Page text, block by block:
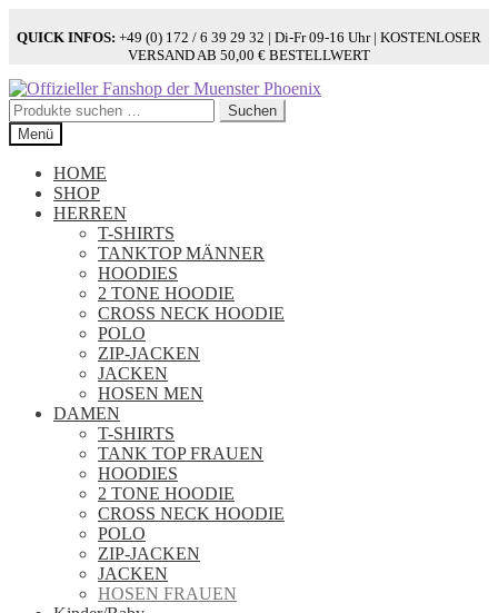
QUICK INFOS: +49 (0) 172 / 6 39 29 32 | Di-Fr 09-16 Uhr | KOSTENLOSER
VERSAND AB 50,00 € BESTELLWERT
Zur
Navigation
springen
Zum
Inhalt
springen
Suchen
nach:
Suchen
Menü
HOME
SHOP
HERREN
T-SHIRTS
TANKTOP MÄNNER
HOODIES
2 TONE HOODIE
CROSS NECK HOODIE
POLO
ZIP-JACKEN
JACKEN
HOSEN MEN
DAMEN
T-SHIRTS
TANK TOP FRAUEN
HOODIES
2 TONE HOODIE
CROSS NECK HOODIE
POLO
ZIP-JACKEN
JACKEN
HOSEN FRAUEN